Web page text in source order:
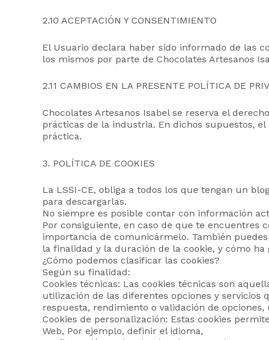
2.10 ACEPTACIÓN Y CONSENTIMIENTO
El Usuario declara haber sido informado de las
los mismos por parte de Chocolates Artesanos
2.11 CAMBIOS EN LA PRESENTE POLÍTICA DE
Chocolates Artesanos Isabel se reserva el
prácticas de la industria. En dichos supuestos,
práctica.
3. POLÍTICA DE COOKIES
La LSSI-CE, obliga a todos los que tengan un
para descargarlas.
No siempre es posible contar con información
Por consiguiente, en caso de que te encuentres
importancia de comunicármelo. También
la finalidad y la duración de la cookie, y cómo
¿Cómo podemos clasificar las cookies?
Según su finalidad:
Cookies técnicas: Las cookies técnicas son
utilización de las diferentes opciones y servicios
respuesta, rendimiento o validación de
Cookies de personalización: Estas cookies
Web, Por ejemplo, definir el idioma,